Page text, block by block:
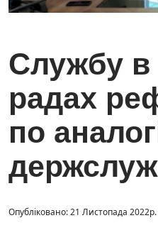
Службу в
радах
по
Опубліковано: 21 Листопада